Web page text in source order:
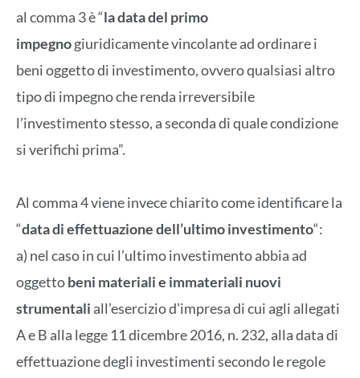
al comma 3 è “la data del primo
impegnogiuridicamente vincolante ad ordinare i
beni oggetto di investimento, ovvero qualsiasi altro
tipo di impegno che renda irreversibile
l’investimento stesso, a seconda di quale condizione
si verifichi prima”.
Al comma 4 viene invece chiarito come identificare la
“data di effettuazione dell’ultimo investimento“:
a) nel caso in cui l’ultimo investimento abbia ad
oggettobeni materiali e immateriali nuovi
strumentali all’esercizio d’impresa di cui agli allegati
A e B alla legge 11 dicembre 2016, n. 232, alla data di
effettuazione degli investimenti secondo le regole